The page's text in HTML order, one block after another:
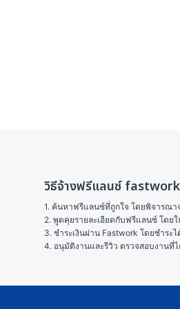
วิธีจ้างฟรีแลนซ์ fastwork
1. ค้นหาฟรีแลนซ์ที่ถูกใจ โดยพิจารณา
2. พูดคุยรายละเอียดกับฟรีแลนซ์ โดย
3. ชำระเงินผ่าน Fastwork โดยชำร
4. อนุมัติงานและรีวิว ตรวจสอบงานที่